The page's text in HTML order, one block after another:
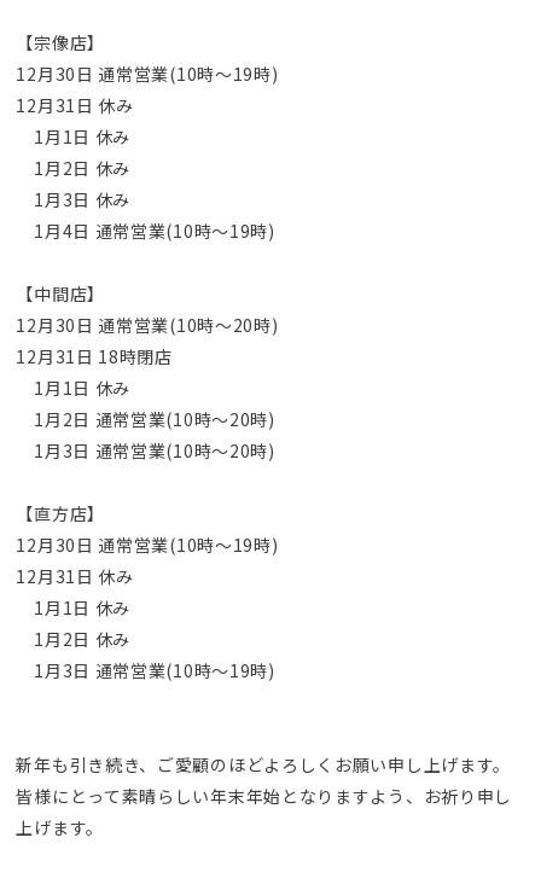
【宗像店】
12月30日 通常営業(10時～19時)
12月31日 休み
1月1日 休み
1月2日 休み
1月3日 休み
1月4日 通常営業(10時～19時)
【中間店】
12月30日 通常営業(10時～20時)
12月31日 18時閉店
1月1日 休み
1月2日 通常営業(10時～20時)
1月3日 通常営業(10時～20時)
【直方店】
12月30日 通常営業(10時～19時)
12月31日 休み
1月1日 休み
1月2日 休み
1月3日 通常営業(10時～19時)
新年も引き続き、ご愛顧のほどよろしくお願い申し上げます。
皆様にとって素晴らしい年末年始となりますよう、お祈り申し
上げます。